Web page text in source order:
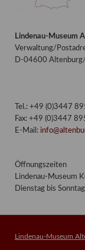
Lindenau-Museum
Verwaltung/
D-04600
Tel.: +49 (0)3447
Fax: +49 (0)3447
E-Mail:
Öffnungszeiten
Lindenau-Museum
Dienstag bis
Lindenau-Museum